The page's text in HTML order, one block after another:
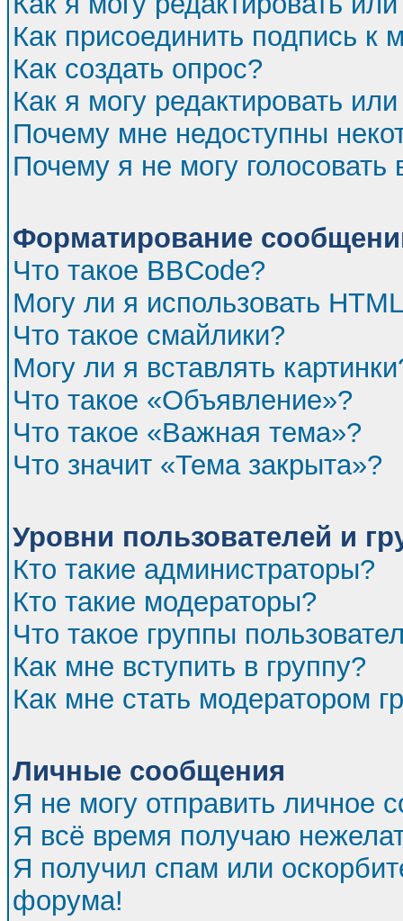
Как присоединить подпись
Как создать опрос?
Как я могу редактировать
Почему мне недоступны
Почему я не могу голосовать
Форматирование
Что такое BBCode?
Могу ли я использовать
Что такое смайлики?
Могу ли я вставлять
Что такое «Объявление»?
Что такое «Важная тема»?
Что значит «Тема закрыта»?
Уровни пользователей и
Кто такие администраторы?
Кто такие модераторы?
Что такое группы
Как мне вступить в группу?
Как мне стать модератором
Личные сообщения
Я не могу отправить личное
Я всё время получаю
Я получил спам или
форума!